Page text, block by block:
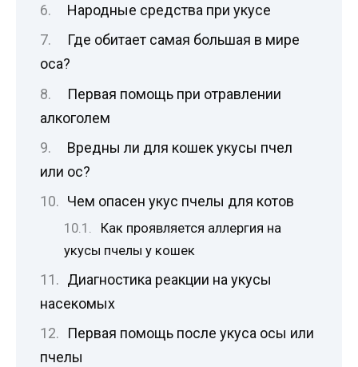
Народные средства при укусе
Где обитает самая большая в мире
оса?
Первая помощь при отравлении
алкоголем
Вредны ли для кошек укусы пчел
или ос?
Чем опасен укус пчелы для котов
Как проявляется аллергия на
укусы пчелы у кошек
Диагностика реакции на укусы
насекомых
Первая помощь после укуса осы или
пчелы